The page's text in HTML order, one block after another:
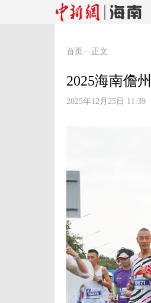
首页 —正文
2025海南儋
2025年12月25日 11:39